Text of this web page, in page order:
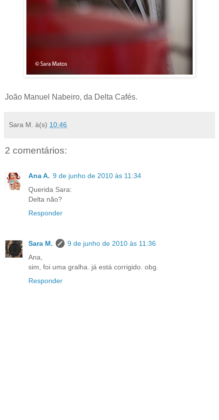
João Manuel Nabeiro, da Delta Cafés.
Sara M. à(s) 10:46
2 comentários:
Ana A. 9 de junho de 2010 às 11:34
Querida Sara:
Delta não?
Responder
Sara M.
9 de junho de 2010 às 11:36
Ana,
sim, foi uma gralha. já está corrigido. obg.
Responder